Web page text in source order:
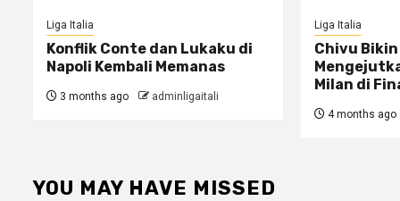
Liga Italia
Konflik Conte dan Lukaku di
Napoli Kembali Memanas
3 months ago adminligaitali
Liga Italia
Chivu
Milan di
4 months ago
YOU MAY HAVE MISSED